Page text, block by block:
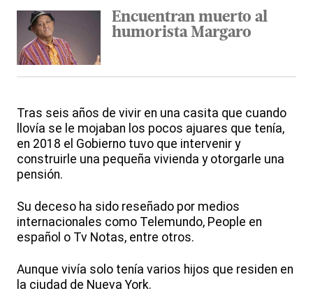
Encuentran muerto al
humorista Margaro
Tras seis años de vivir en una casita que cuando
llovía se le mojaban los pocos ajuares que tenía,
en 2018 el Gobierno tuvo que intervenir y
construirle una pequeña vivienda y otorgarle una
pensión.
Su deceso ha sido reseñado por medios
internacionales como Telemundo, People en
español o Tv Notas, entre otros.
Aunque vivía solo tenía varios hijos que residen en
la ciudad de Nueva York.